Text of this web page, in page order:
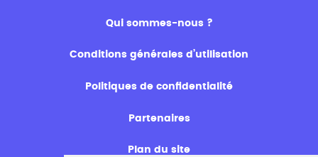
Qui sommes-nous ?
Conditions générales d’utilisation
Politiques de confidentialité
Partenaires
Plan du site